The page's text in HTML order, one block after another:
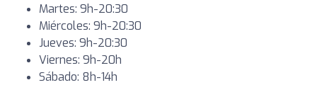
Martes: 9h-20:30
Miércoles: 9h-20:30
Jueves: 9h-20:30
Viernes: 9h-20h
Sábado: 8h-14h